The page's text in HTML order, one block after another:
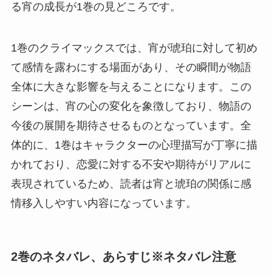
る宵の成長が1巻の見どころです。
1巻のクライマックスでは、宵が琥珀に対して初め
て感情を露わにする場面があり、その瞬間が物語
全体に大きな影響を与えることになります。この
シーンは、宵の心の変化を象徴しており、物語の
今後の展開を期待させるものとなっています。全
体的に、1巻はキャラクターの心理描写が丁寧に描
かれており、恋愛に対する不安や期待がリアルに
表現されているため、読者は宵と琥珀の関係に感
情移入しやすい内容になっています。
2巻のネタバレ、あらすじ※ネタバレ注意